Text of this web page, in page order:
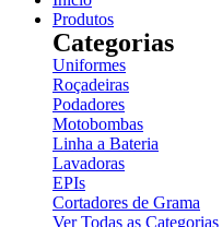
Produtos
Categorias
Uniformes
Roçadeiras
Podadores
Motobombas
Linha a Bateria
Lavadoras
EPIs
Cortadores de Grama
Ver Todas as Categorias